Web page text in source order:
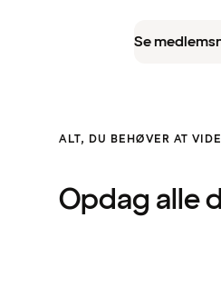
Se
ALT, DU BEHØVER AT
Opdag alle